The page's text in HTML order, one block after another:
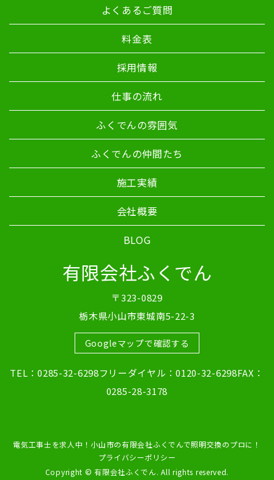
よくあるご質問
料金表
採用情報
仕事の流れ
ふくでんの雰囲気
ふくでんの仲間たち
施工実績
会社概要
BLOG
有限会社ふくでん
〒323-0829
栃木県小山市東城南5-22-3
Googleマップで確認する
TEL：0285-32-6298フリーダイヤル：0120-32-6298FAX：
0285-28-3178
電気工事士を求人中！小山市の有限会社ふくでんで照明交換のプロに！
プライバシーポリシー
Copyright © 有限会社ふくでん. All rights reserved.